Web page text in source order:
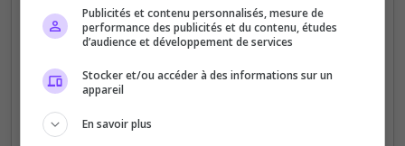
5
Publicités et contenu personnalisés, mesure de
performance des publicités et du contenu, études
d’audience et développement de services
Stocker et/ou accéder à des informations sur un
appareil
En savoir plus